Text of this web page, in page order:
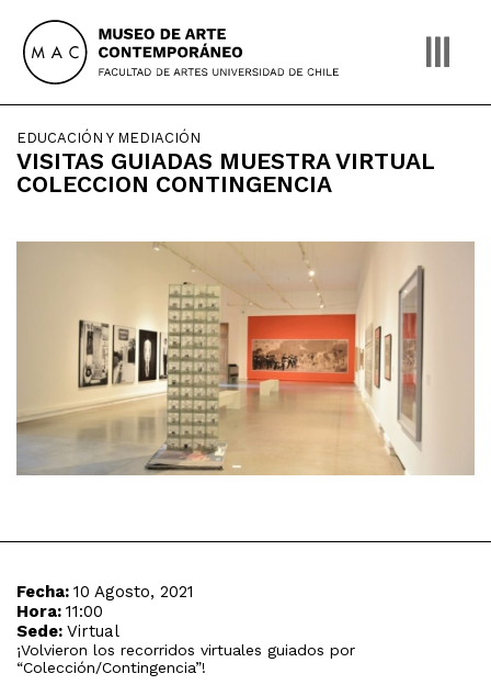
content
EDUCACIÓN Y MEDIACIÓN
VISITAS GUIADAS MUESTRA VIRTUAL
COLECCION CONTINGENCIA
Fecha: 10 Agosto, 2021
Hora: 11:00
Sede: Virtual
¡Volvieron los recorridos virtuales guiados por
“Colección/Contingencia”!